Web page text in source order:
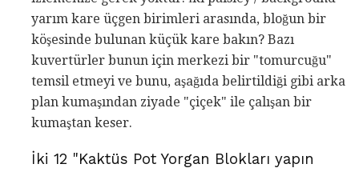
yarım kare üçgen birimleri arasında, bloğun bir
köşesinde bulunan küçük kare bakın? Bazı
kuvertürler bunun için merkezi bir "tomurcuğu"
temsil etmeyi ve bunu, aşağıda belirtildiği gibi arka
plan kumaşından ziyade "çiçek" ile çalışan bir
kumaştan keser.
İki 12 "Kaktüs Pot Yorgan Blokları yapın